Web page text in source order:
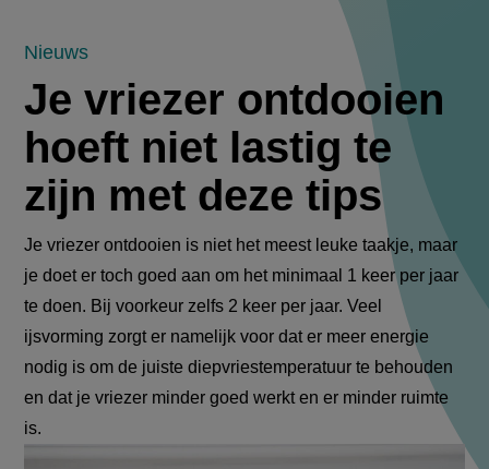
Je
vriezer
ontdooien
hoeft
niet
lastig
te
zijn
met
Nieuws
Je vriezer ontdooien
hoeft niet lastig te
zijn met deze tips
Je vriezer ontdooien is niet het meest leuke taakje, maar
je doet er toch goed aan om het minimaal 1 keer per jaar
te doen. Bij voorkeur zelfs 2 keer per jaar. Veel
ijsvorming zorgt er namelijk voor dat er meer energie
nodig is om de juiste diepvriestemperatuur te behouden
en dat je vriezer minder goed werkt en er minder ruimte
is.